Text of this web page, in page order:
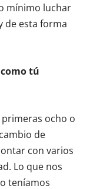
mínimo luchar
de esta forma
tú
ocho o
de
con varios
Lo que nos
teníamos